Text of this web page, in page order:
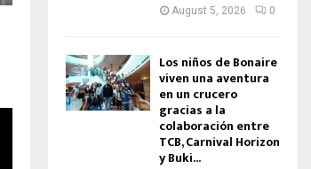
August 5, 2026 0
Los niños de Bonaire
viven una aventura
en un crucero
gracias a la
colaboración entre
TCB, Carnival Horizon
y Buki...